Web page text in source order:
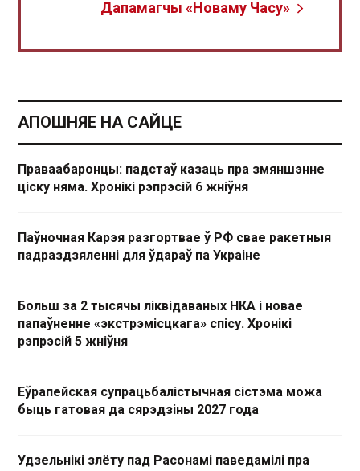
Дапамагчы «Новаму Часу»
АПОШНЯЕ НА САЙЦЕ
Праваабаронцы: падстаў казаць пра змяншэнне
ціску няма. Хронікі рэпрэсій 6 жніўня
Паўночная Карэя разгортвае ў РФ свае ракетныя
падраздзяленні для ўдараў па Украіне
Больш за 2 тысячы ліквідаваных НКА і новае
папаўненне «экстрэмісцкага» спісу. Хронікі
рэпрэсій 5 жніўня
Еўрапейская супрацьбалістычная сістэма можа
быць гатовая да сярэдзіны 2027 года
Удзельнікі злёту пад Расонамі паведамілі пра